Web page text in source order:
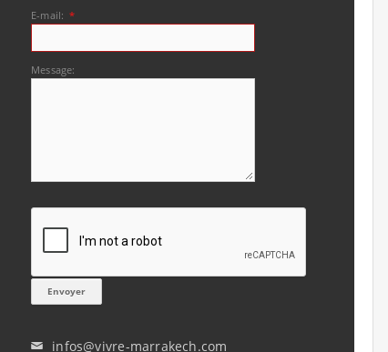
E-mail: *
Message:
✉ infos@vivre-marrakech.com